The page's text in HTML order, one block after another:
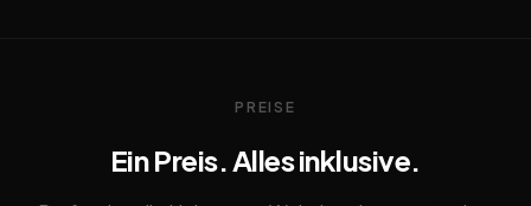
PREISE
Ein Preis. Alles inklusive.